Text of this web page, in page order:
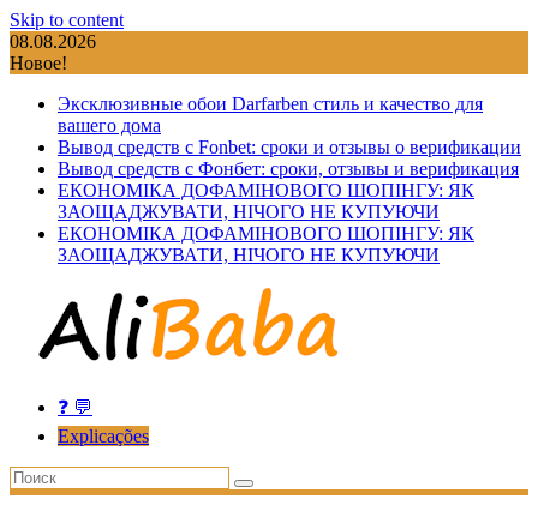
Skip to content
08.08.2026
Новое!
Эксклюзивные обои Darfarben стиль и качество для
вашего дома
Вывод средств с Fonbet: сроки и отзывы о верификации
Вывод средств с Фонбет: сроки, отзывы и верификация
ЕКОНОМІКА ДОФАМІНОВОГО ШОПІНГУ: ЯК
ЗАОЩАДЖУВАТИ, НІЧОГО НЕ КУПУЮЧИ
ЕКОНОМІКА ДОФАМІНОВОГО ШОПІНГУ: ЯК
ЗАОЩАДЖУВАТИ, НІЧОГО НЕ КУПУЮЧИ
❓ 💬
Explicações